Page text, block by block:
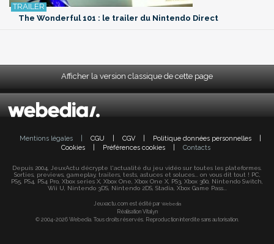
The Wonderful 101 : le trailer du Nintendo Direct
Afficher la version classique de cette page
Mentions légales CGU CGV Politique données personnelles
Cookies
Préférences cookies Contacts
Depuis 2004, JeuxActu décrypte l'actualité du jeu vidéo sur toutes les plateformes.
Sorties, previews, gameplay, trailers, tests, astuces et soluces... on vous dit tout ! PC,
PS5, PS4, PS4 Pro, Xbox series X, Xbox One, Xbox One X, PS3, Xbox 360, Nintendo Switch,
Wii U, Nintendo 3DS, Nintendo 2DS, Stadia, Xbox Game Pass...
Jeuxactu.com est édité par Webedia
Réalisation Vitalyn
© 2004-2026 Webedia. Tous droits réservés. Reproduction interdite sans autorisation.